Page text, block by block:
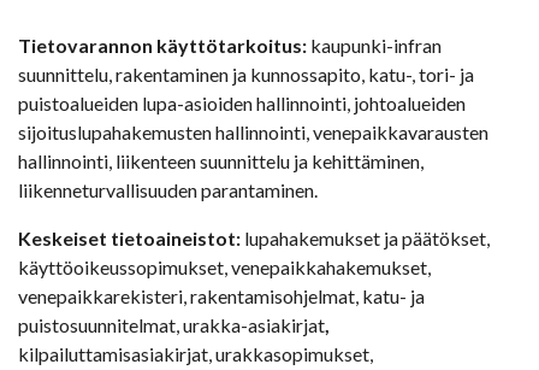
Tietovarannon käyttötarkoitus: kaupunki-infran
suunnittelu, rakentaminen ja kunnossapito, katu-, tori- ja
puistoalueiden lupa-asioiden hallinnointi, johtoalueiden
sijoituslupahakemusten hallinnointi, venepaikkavarausten
hallinnointi, liikenteen suunnittelu ja kehittäminen,
liikenneturvallisuuden parantaminen.
Keskeiset tietoaineistot: lupahakemukset ja päätökset,
käyttöoikeussopimukset, venepaikkahakemukset,
venepaikkarekisteri, rakentamisohjelmat, katu- ja
puistosuunnitelmat,urakka-asiakirjat,
kilpailuttamisasiakirjat, urakkasopimukset,